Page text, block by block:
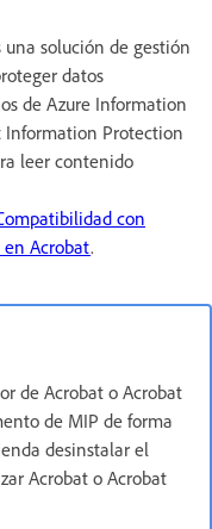
solución de gestión
datos
de Azure Information
Information Protection
leer contenido
con
Acrobat.
de Acrobat o Acrobat
de MIP de forma
desinstalar el
Acrobat o Acrobat